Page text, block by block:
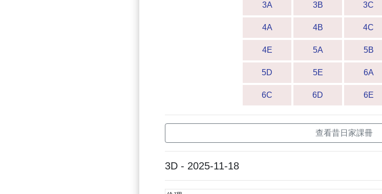
3A 3B 3C
4A 4B 4C
4E 5A 5B
5D 5E 6A
6C 6D 6E
查看昔日家課冊
3D - 2025-11-18